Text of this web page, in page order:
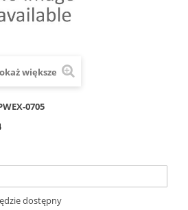
większe
0705
dostępny